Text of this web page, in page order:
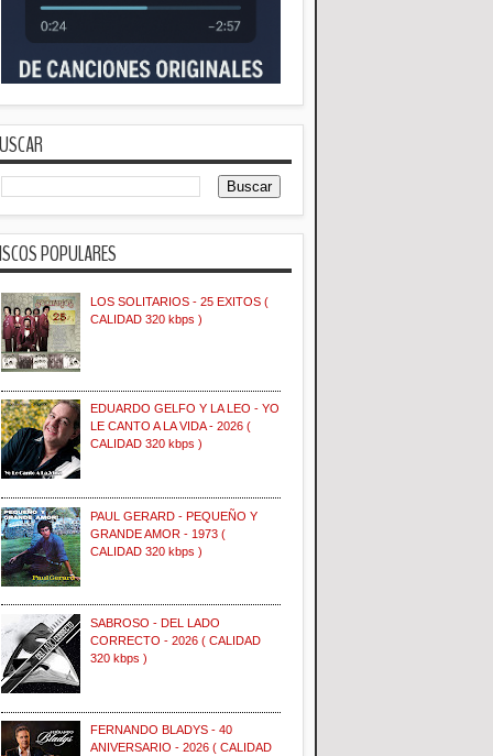
POPULARES
LOS SOLITARIOS - 25 EXITOS (
CALIDAD 320 kbps )
EDUARDO GELFO Y LA LEO - YO
LE CANTO A LA VIDA - 2026 (
CALIDAD 320 kbps )
PAUL GERARD - PEQUEÑO Y
GRANDE AMOR - 1973 (
CALIDAD 320 kbps )
SABROSO - DEL LADO
CORRECTO - 2026 ( CALIDAD
320 kbps )
FERNANDO BLADYS - 40
ANIVERSARIO - 2026 ( CALIDAD